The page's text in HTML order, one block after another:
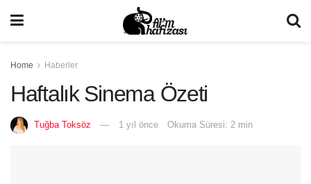
Home Haberler
Haftalık Sinema Özeti
Tuğba Toksöz 1 yıl önce Okuma Süresi: 2 min